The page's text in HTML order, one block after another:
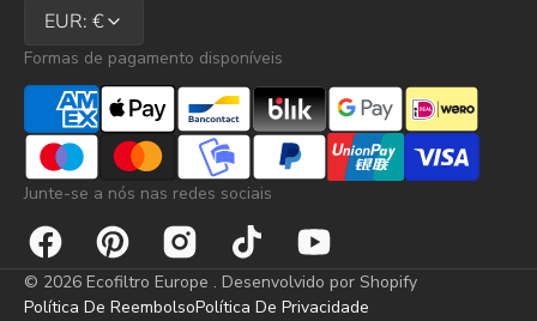
EUR: €
Formas de pagamento disponíveis
Junte-se a nós nas redes sociais
Facebook Pinterest InstagramTikTok
YouTube
© 2026 Ecofiltro Europe . Desenvolvido por Shopify
Política De ReembolsoPolítica De Privacidade